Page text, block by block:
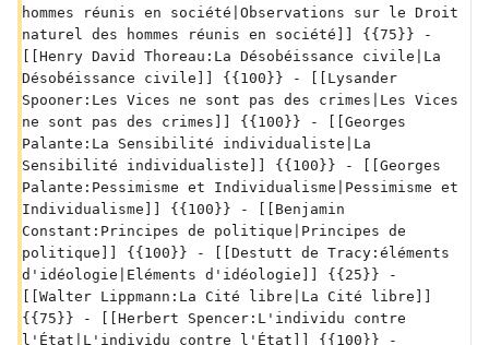
hommes réunis en société|Observations sur le Droit
naturel des hommes réunis en société]] {{75}} -
[[Henry David Thoreau:La Désobéissance civile|La
Désobéissance civile]] {{100}} - [[Lysander
Spooner:Les Vices ne sont pas des crimes|Les Vices
ne sont pas des crimes]] {{100}} - [[Georges
Palante:La Sensibilité individualiste|La
Sensibilité individualiste]] {{100}} - [[Georges
Palante:Pessimisme et Individualisme|Pessimisme et
Individualisme]] {{100}} - [[Benjamin
Constant:Principes de politique|Principes de
politique]] {{100}} - [[Destutt de Tracy:éléments
d'idéologie|Eléments d'idéologie]] {{25}} -
[[Walter Lippmann:La Cité libre|La Cité libre]]
{{75}} - [[Herbert Spencer:L'individu contre
l'État|L'individu contre l'État]] {{100}} -